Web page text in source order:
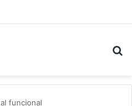
capacidades disponíveis
funcional